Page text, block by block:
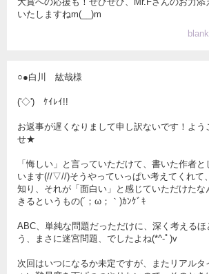
いたしますねm(__)m
○●白川 紘哉様
('◇')ゞｹｲﾚｲ!!
お返事が遅くなりまして申し訳ないです！よう
せ★
「悔しい」と言っていただけて、書いた作者
います(//▽//)そうやっていっぱい考えてくれて
知り、それが「面白い」と感じていただけたな
きるというもの(´；ω；｀)ｶﾝｹﾞｷ
ABC、単純な問題だっただけに、深く考える
う、まさに迷宮問題、でしたよね(*^-ﾟ)v
次回はいつになるか未定ですが、またリアルタ